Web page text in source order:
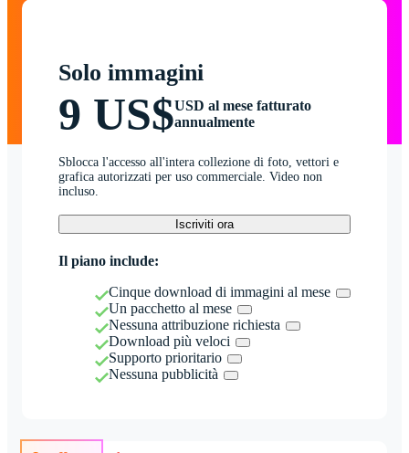
Solo immagini
9 US$USD al mese fatturato
annualmente
Sblocca l'accesso all'intera collezione di foto, vettori e
grafica autorizzati per uso commerciale. Video non
incluso.
Iscriviti ora
Il piano include:
Cinque download di immagini al mese
Un pacchetto al mese
Nessuna attribuzione richiesta
Download più veloci
Supporto prioritario
Nessuna pubblicità